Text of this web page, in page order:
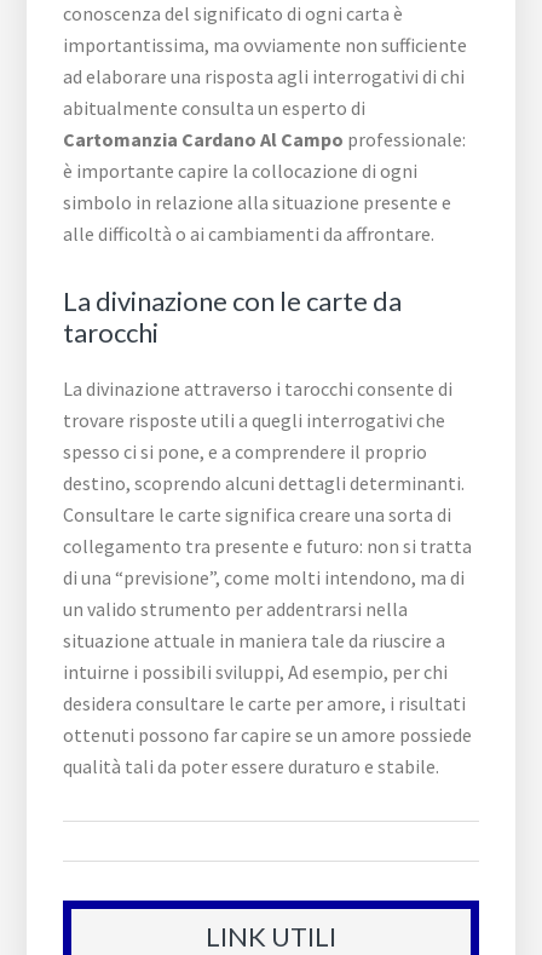
conoscenza del significato di ogni carta è
importantissima, ma ovviamente non sufficiente
ad elaborare una risposta agli interrogativi di chi
abitualmente consulta un esperto di
Cartomanzia Cardano Al Campo professionale:
è importante capire la collocazione di ogni
simbolo in relazione alla situazione presente e
alle difficoltà o ai cambiamenti da affrontare.
La divinazione con le carte da
tarocchi
La divinazione attraverso i tarocchi consente di
trovare risposte utili a quegli interrogativi che
spesso ci si pone, e a comprendere il proprio
destino, scoprendo alcuni dettagli determinanti.
Consultare le carte significa creare una sorta di
collegamento tra presente e futuro: non si tratta
di una “previsione”, come molti intendono, ma di
un valido strumento per addentrarsi nella
situazione attuale in maniera tale da riuscire a
intuirne i possibili sviluppi, Ad esempio, per chi
desidera consultare le carte per amore, i risultati
ottenuti possono far capire se un amore possiede
qualità tali da poter essere duraturo e stabile.
LINK UTILI